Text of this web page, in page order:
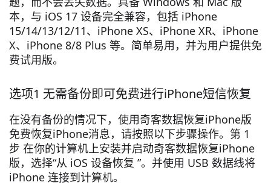
本，与 iOS 17 设备完全兼容，包括 iPhone
15/14/13/12/11、iPhone XS、iPhone XR、iPhone
X、iPhone 8/8 Plus 等。简单易用，并为用户提供免
费试用版。
选项1 无需备份即可免费进行iPhone短信恢复
在没有备份的情况下，使用奇客数据恢复iPhone版
免费恢复iPhone消息，请按照以下步骤操作。第 1
步 在你的计算机上安装并启动奇客数据恢复iPhone
版，选择“从 iOS 设备恢复 ”。并使用 USB 数据线将
iPhone 连接到计算机。